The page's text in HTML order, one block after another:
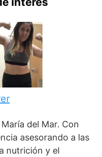
del Mar. Con
asesorando a las
nutrición y el